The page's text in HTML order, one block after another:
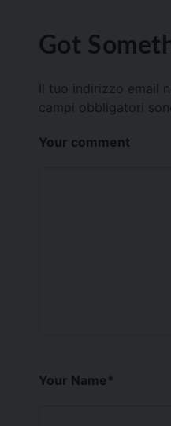
Got
Il tuo indirizzo email
campi obbligatori
Your comment
Your Name*